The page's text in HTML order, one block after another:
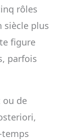
rôles
siècle plus
figure
parfois
ou de
temps